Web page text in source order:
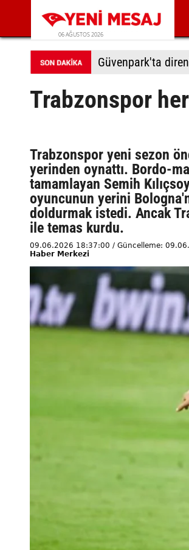
06 AĞUSTOS 2026
Güvenpark'ta
Trabzonspor
Trabzonspor yeni sezon
yerinden oynattı. Bordo-
tamamlayan Semih
oyuncunun yerini
doldurmak istedi. Ancak
ile temas kurdu.
09.06.2026 18:37:00 / Güncelleme:
Haber Merkezi